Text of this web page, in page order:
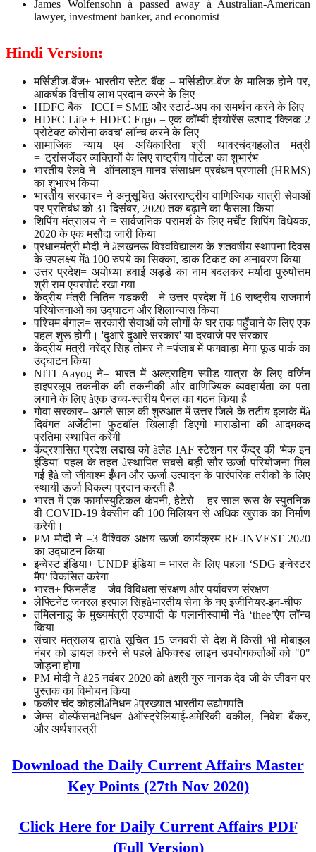
James Wolfensohn à passed away à Australian-American
lawyer, investment banker, and economist
Hindi Version:
मर्सिडीज-बेंज+ भारतीय स्टेट बैंक = मर्सिडीज-बेंज के मालिक होने पर,
आकर्षक वित्तीय लाभ प्रदान करने के लिए
HDFC बैंक+ ICCI = SME और स्टार्ट-अप का समर्थन करने के लिए
HDFC Life + HDFC Ergo = एक कॉम्बी इंश्योरेंस उत्पाद 'क्लिक 2
प्रोटेक्ट कोरोना कवच' लॉन्च करने के लिए
सामाजिक न्याय एवं अधिकारिता श्री थावरचंदगहलोत मंत्री
= 'ट्रांसजेंडर व्यक्तियों के लिए राष्ट्रीय पोर्टल' का शुभारंभ
भारतीय रेलवे ने= ऑनलाइन मानव संसाधन प्रबंधन प्रणाली (HRMS)
का शुभारंभ किया
भारतीय सरकार= ने अनुसूचित अंतरराष्ट्रीय वाणिज्यिक यात्री सेवाओं
पर प्रतिबंध को 31 दिसंबर, 2020 तक बढ़ाने का फैसला किया
शिपिंग मंत्रालय ने = सार्वजनिक परामर्श के लिए मर्चेंट शिपिंग विधेयक,
2020 के एक मसौदा जारी किया
प्रधानमंत्री मोदी ने àलखनऊ विश्वविद्यालय के शतवर्षीय स्थापना दिवस
के उपलक्ष्य मेंà 100 रुपये का सिक्का, डाक टिकट का अनावरण किया
उत्तर प्रदेश= अयोध्या हवाई अड्डे का नाम बदलकर मर्यादा पुरुषोत्तम
श्री राम एयरपोर्ट रखा गया
केंद्रीय मंत्री नितिन गडकरी= ने उत्तर प्रदेश में 16 राष्ट्रीय राजमार्ग
परियोजनाओं का उद्घाटन और शिलान्यास किया
पश्चिम बंगाल= सरकारी सेवाओं को लोगों के घर तक पहुँचाने के लिए एक
पहल शुरू होगी। 'दुआरे दुआरे सरकार' या दरवाजे पर सरकार
केंद्रीय मंत्री नरेंद्र सिंह तोमर ने =पंजाब में फगवाड़ा मेगा फूड पार्क का
उद्घाटन किया
NITI Aayog ने= भारत में अल्ट्राहिग स्पीड यात्रा के लिए वर्जिन
हाइपरलूप तकनीक की तकनीकी और वाणिज्यिक व्यवहार्यता का पता
लगाने के लिए àएक उच्च-स्तरीय पैनल का गठन किया है
गोवा सरकार= अगले साल की शुरुआत में उत्तर जिले के तटीय इलाके मेंà
दिवंगत अर्जेंटीना फुटबॉल खिलाड़ी डिएगो माराडोना की आदमकद
प्रतिमा स्थापित करेगी
केंद्रशासित प्रदेश लद्दाख को àलेह IAF स्टेशन पर केंद्र की 'मेक इन
इंडिया' पहल के तहत àस्थापित सबसे बड़ी सौर ऊर्जा परियोजना मिल
गई हैà जो जीवाश्म ईंधन और ऊर्जा उत्पादन के पारंपरिक तरीकों के लिए
स्थायी ऊर्जा विकल्प प्रदान करती है
भारत में एक फार्मास्युटिकल कंपनी, हेटेरो = हर साल रूस के स्पुतनिक
वी COVID-19 वैक्सीन की 100 मिलियन से अधिक खुराक का निर्माण
करेगी।
PM मोदी ने =3 वैश्विक अक्षय ऊर्जा कार्यक्रम RE-INVEST 2020
का उद्घाटन किया
इन्वेस्ट इंडिया+ UNDP इंडिया = भारत के लिए पहला ‘SDG इन्वेस्टर
मैप' विकसित करेगा
भारत+ फिनलैंड = जैव विविधता संरक्षण और पर्यावरण संरक्षण
लेफ्टिनेंट जनरल हरपाल सिंहàभारतीय सेना के नए इंजीनियर-इन-चीफ
तमिलनाडु के मुख्यमंत्री एडप्पादी के पलानीस्वामी नेà ‘thee’ऐप लॉन्च
किया
संचार मंत्रालय द्वाराà सूचित 15 जनवरी से देश में किसी भी मोबाइल
नंबर को डायल करने से पहले àफिक्स्ड लाइन उपयोगकर्ताओं को "0"
जोड़ना होगा
PM मोदी ने à25 नवंबर 2020 को àश्री गुरु नानक देव जी के जीवन पर
पुस्तक का विमोचन किया
फकीर चंद कोहलीàनिधन àप्रख्यात भारतीय उद्योगपति
जेम्स वोल्फेंसनàनिधन àऑस्ट्रेलियाई-अमेरिकी वकील, निवेश बैंकर,
और अर्थशास्त्री
Download the Daily Current Affairs Master
Key Points (27th Nov 2020)
Click Here for Daily Current Affairs PDF
(Full Version)